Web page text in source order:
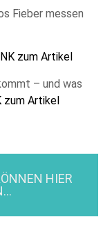
Fieber messen
zum Artikel
– und was
zum Artikel
HIER